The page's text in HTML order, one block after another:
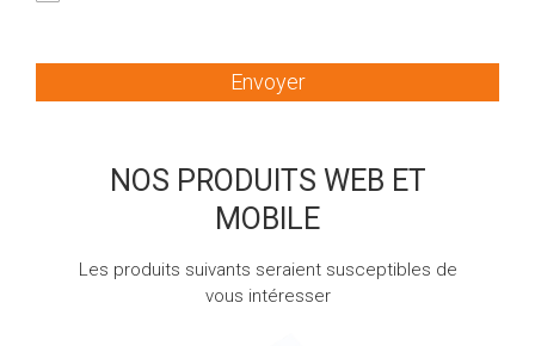
Envoyer
NOS PRODUITS WEB ET
MOBILE
Les produits suivants seraient susceptibles de
vous intéresser